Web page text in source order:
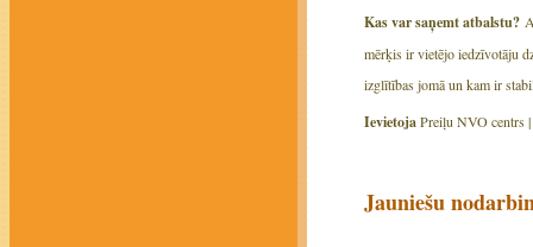
Kas var saņemt atbalstu?
mērķis ir vietējo iedzīvotāju
izglītības jomā un kam ir
IevietojaPreiļu NVO centrs |
Jauniešu